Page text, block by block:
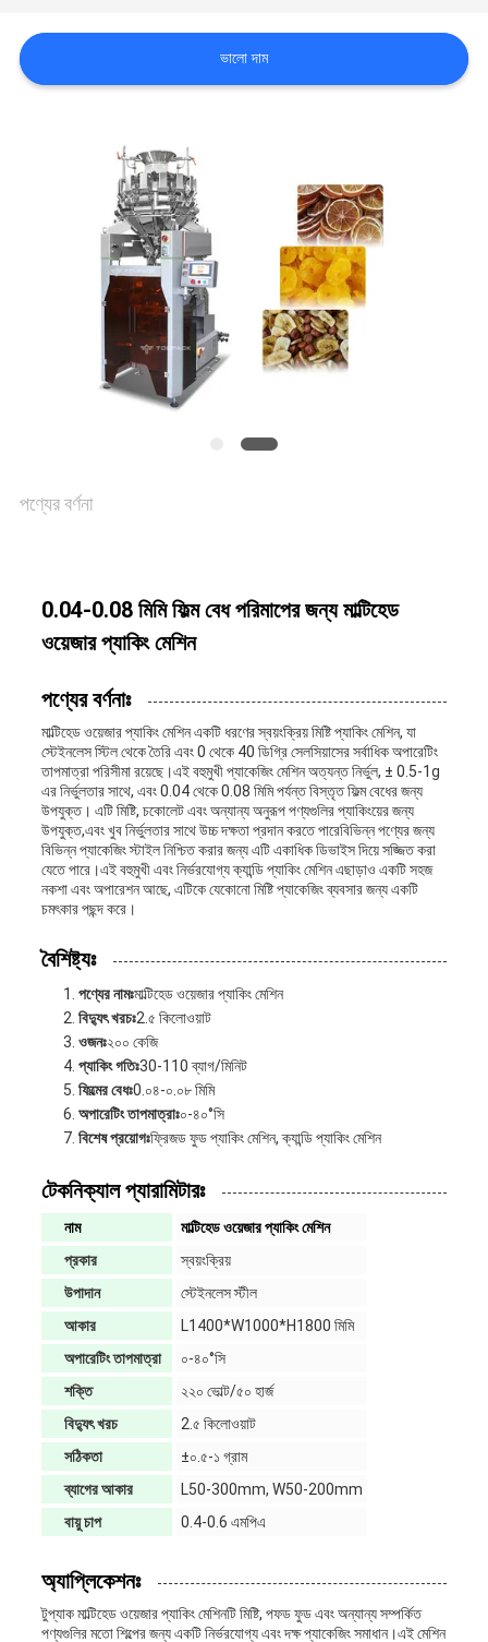
খবর
ভালো দাম
পণ্যের বর্ণনা
0.04-0.08 মিমি ফিল্ম বেধ পরিমাপের জন্য মাল্টিহেড
ওয়েজার প্যাকিং মেশিন
পণ্যের বর্ণনাঃ
মাল্টিহেড ওয়েজার প্যাকিং মেশিন একটি ধরণের স্বয়ংক্রিয় মিষ্টি প্যাকিং মেশিন, যা
স্টেইনলেস স্টিল থেকে তৈরি এবং 0 থেকে 40 ডিগ্রি সেলসিয়াসের সর্বাধিক অপারেটিং
তাপমাত্রা পরিসীমা রয়েছে।এই বহুমুখী প্যাকেজিং মেশিন অত্যন্ত নির্ভুল, ± 0.5-1g
এর নির্ভুলতার সাথে, এবং 0.04 থেকে 0.08 মিমি পর্যন্ত বিস্তৃত ফিল্ম বেধের জন্য
উপযুক্ত। এটি মিষ্টি, চকোলেট এবং অন্যান্য অনুরূপ পণ্যগুলির প্যাকিংয়ের জন্য
উপযুক্ত,এবং খুব নির্ভুলতার সাথে উচ্চ দক্ষতা প্রদান করতে পারেবিভিন্ন পণ্যের জন্য
বিভিন্ন প্যাকেজিং স্টাইল নিশ্চিত করার জন্য এটি একাধিক ডিভাইস দিয়ে সজ্জিত করা
যেতে পারে।এই বহুমুখী এবং নির্ভরযোগ্য ক্যান্ডি প্যাকিং মেশিন এছাড়াও একটি সহজ
নকশা এবং অপারেশন আছে, এটিকে যেকোনো মিষ্টি প্যাকেজিং ব্যবসার জন্য একটি
চমৎকার পছন্দ করে।
বৈশিষ্ট্যঃ
পণ্যের নামঃমাল্টিহেড ওয়েজার প্যাকিং মেশিন
বিদ্যুৎ খরচঃ2.৫ কিলোওয়াট
ওজনঃ২০০ কেজি
প্যাকিং গতিঃ30-110 ব্যাগ/মিনিট
ফিল্মের বেধঃ0.০৪-০.০৮ মিমি
অপারেটিং তাপমাত্রাঃ০-৪০°সি
বিশেষ প্রয়োগঃফ্রিজড ফুড প্যাকিং মেশিন, ক্যান্ডি প্যাকিং মেশিন
টেকনিক্যাল প্যারামিটারঃ
নাম
মাল্টিহেড ওয়েজার প্যাকিং মেশিন
প্রকার
স্বয়ংক্রিয়
উপাদান
স্টেইনলেস স্টীল
আকার
L1400*W1000*H1800 মিমি
অপারেটিং তাপমাত্রা
০-৪০°সি
শক্তি
২২০ ভোল্ট/৫০ হার্জ
বিদ্যুৎ খরচ
2.৫ কিলোওয়াট
সঠিকতা
±০.৫-১ গ্রাম
ব্যাগের আকার
L50-300mm, W50-200mm
বায়ু চাপ
0.4-0.6 এমপিএ
অ্যাপ্লিকেশনঃ
টুপ্যাক মাল্টিহেড ওয়েজার প্যাকিং মেশিনটি মিষ্টি, পফড ফুড এবং অন্যান্য সম্পর্কিত
পণ্যগুলির মতো শিল্পের জন্য একটি নির্ভরযোগ্য এবং দক্ষ প্যাকেজিং সমাধান।এই মেশিন